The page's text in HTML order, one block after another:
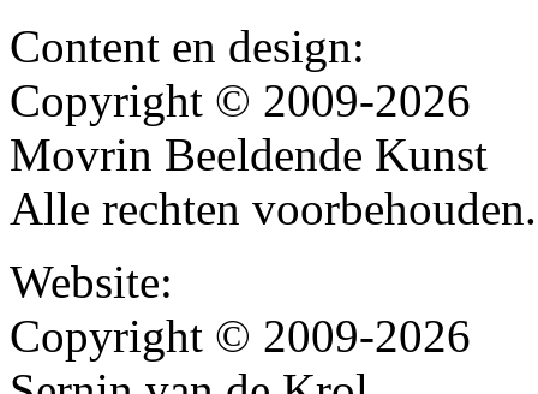
Content en design:
Copyright © 2009-2026
Movrin Beeldende Kunst
Alle rechten voorbehouden.
Website:
Copyright © 2009-2026